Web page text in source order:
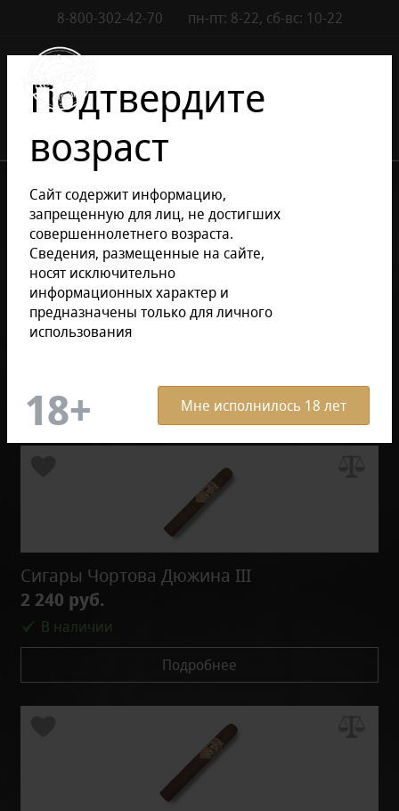
8-800-302-42-70 пн-пт: 8-22, сб-вс: 10-22
Чортова Дюжина
Уточнить раздел
Подтвердите
возраст
Сайт содержит информацию,
запрещенную для лиц, не достигших
совершеннолетнего возраста.
Сведения, размещенные на сайте,
носят исключительно
информационных характер и
предназначены только для личного
использования
Мне исполнилось 18 лет
Чортова Дюжина
По умолчанию
Сигары Чортова Дюжина III
2 240 руб.
В наличии
Подробнее